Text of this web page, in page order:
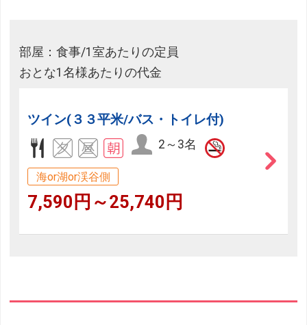
部屋：食事/1室あたりの定員
おとな1名様あたりの代金
ツイン(３３平米/バス・トイレ付)
2～3名
海or湖or渓谷側
7,590円～25,740円